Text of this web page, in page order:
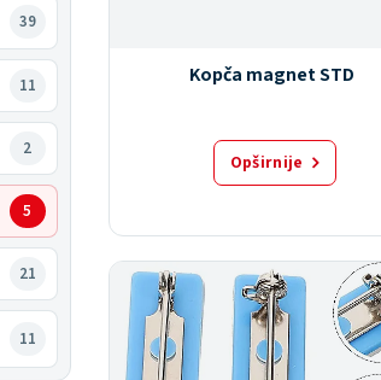
39
11
2
5
21
11
Kopča magnet STD
Opširnije